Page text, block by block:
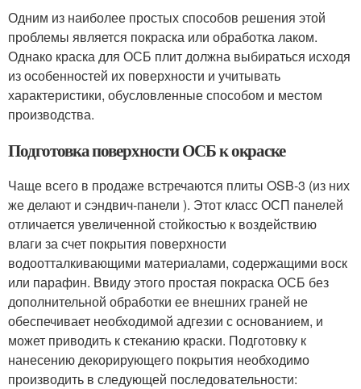
Одним из наиболее простых способов решения этой
проблемы является покраска или обработка лаком.
Однако краска для ОСБ плит должна выбираться исходя
из особенностей их поверхности и учитывать
характеристики, обусловленные способом и местом
производства.
Подготовка поверхности ОСБ к окраске
Чаще всего в продаже встречаются плиты OSB-3 (из них
же делают и сэндвич-панели ). Этот класс ОСП панелей
отличается увеличенной стойкостью к воздействию
влаги за счет покрытия поверхности
водоотталкивающими материалами, содержащими воск
или парафин. Ввиду этого простая покраска ОСБ без
дополнительной обработки ее внешних граней не
обеспечивает необходимой адгезии с основанием, и
может приводить к стеканию краски. Подготовку к
нанесению декорирующего покрытия необходимо
производить в следующей последовательности: